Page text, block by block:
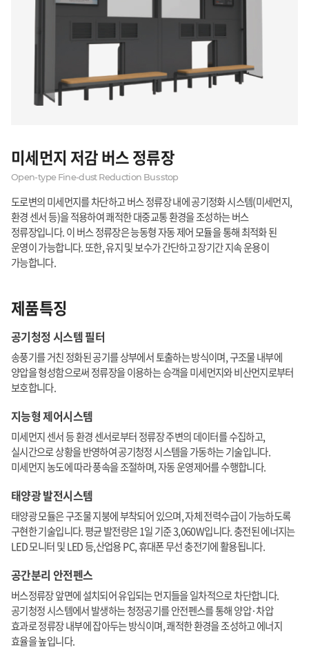
미세먼지 저감버스 정류장
Open-type Fine-dust Reduction Bus stop
도로변의 미세먼지를 차단하고 버스 정류장 내에 공기정화 시스템(미세먼지,
환경 센서 등)을 적용하여 쾌적한 대중교통 환경을 조성하는 버스
정류장입니다. 이 버스 정류장은 능동형 자동 제어 모듈을 통해 최적화 된
운영이 가능합니다. 또한, 유지 및 보수가 간단하고 장기간 지속 운용이
가능합니다.
제품특징
공기청정 시스템 필터
송풍기를 거친 정화된 공기를 상부에서 토출하는 방식이며, 구조물 내부에
양압을 형성함으로써 정류장을 이용하는 승객을 미세먼지와 비산먼지로부터
보호합니다.
지능형 제어시스템
미세먼지 센서 등 환경 센서로부터 정류장 주변의 데이터를 수집하고,
실시간으로 상황을 반영하여 공기청정 시스템을 가동하는 기술입니다.
미세먼지 농도에 따라 풍속을 조절하며, 자동 운영제어를 수행합니다.
태양광 발전시스템
태양광 모듈은 구조물 지붕에 부착되어 있으며, 자체 전력수급이 가능하도록
구현한 기술입니다. 평균 발전량은 1일 기준 3,060W입니다. 충전된 에너지는
LED 모니터 및 LED 등,산업용 PC, 휴대폰 무선 충전기에 활용됩니다.
공간분리 안전펜스
버스정류장 앞면에 설치되어 유입되는 먼지들을 일차적으로 차단합니다.
공기청정 시스템에서 발생하는 청정공기를 안전펜스를 통해 양압·차압
효과로 정류장 내부에 잡아두는 방식이며, 쾌적한 환경을 조성하고 에너지
효율을 높입니다.